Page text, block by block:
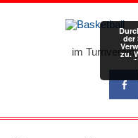
im
der
zu.